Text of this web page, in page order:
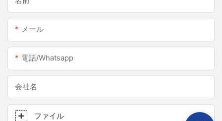
メール
電話/whatsapp
会社名
ファイル